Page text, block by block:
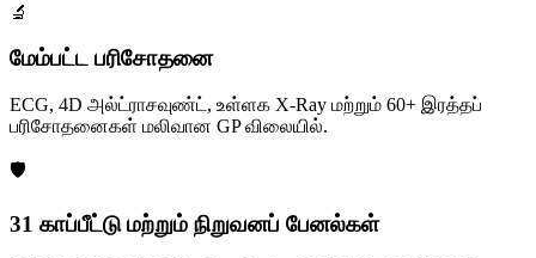
🔬
மேம்பட்ட பரிசோதனை
ECG, 4D அல்ட்ராசவுண்ட், உள்ளக X-Ray மற்றும் 60+ இரத்தப்
பரிசோதனைகள் மலிவான GP விலையில்.
🛡️
31 காப்பீட்டு மற்றும் நிறுவனப் பேனல்கள்